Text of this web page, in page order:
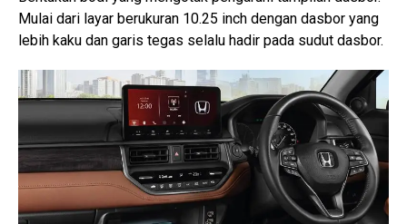
Mulai dari layar berukuran 10.25 inch dengan dasbor yang
lebih kaku dan garis tegas selalu hadir pada sudut dasbor.